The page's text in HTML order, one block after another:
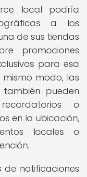
local podría
a los
de sus tiendas
promociones
para esa
modo, las
pueden
o
en la ubicación,
locales o
de notificaciones